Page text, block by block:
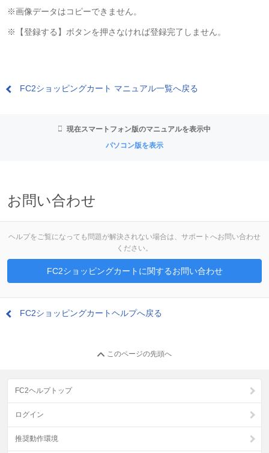
※画像データはコピーできません。
※【登録する】ボタンを押さなければ登録完了しません。
FC2ショッピングカート マニュアル一覧へ戻る
現在スマートフォン版のマニュアルを表示中
パソコン版を表示
お問い合わせ
ヘルプをご覧になっても問題が解決されない場合は、サポートへお問い合わせ
ください。
FC2ショッピングカートに関するお問い合わせ
FC2ショッピングカートヘルプへ戻る
このページの先頭へ
FC2ヘルプトップ
ログイン
推奨動作環境